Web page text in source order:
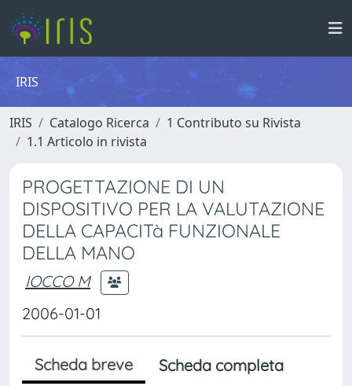
IRIS
IRIS Catalogo Ricerca
1 Contributo su Rivista
1.1 Articolo in rivista
PROGETTAZIONE DI UN
DISPOSITIVO PER LA VALUTAZIONE
DELLA CAPACITà FUNZIONALE
DELLA MANO
IOCCO M
2006-01-01
Scheda breve
Scheda completa